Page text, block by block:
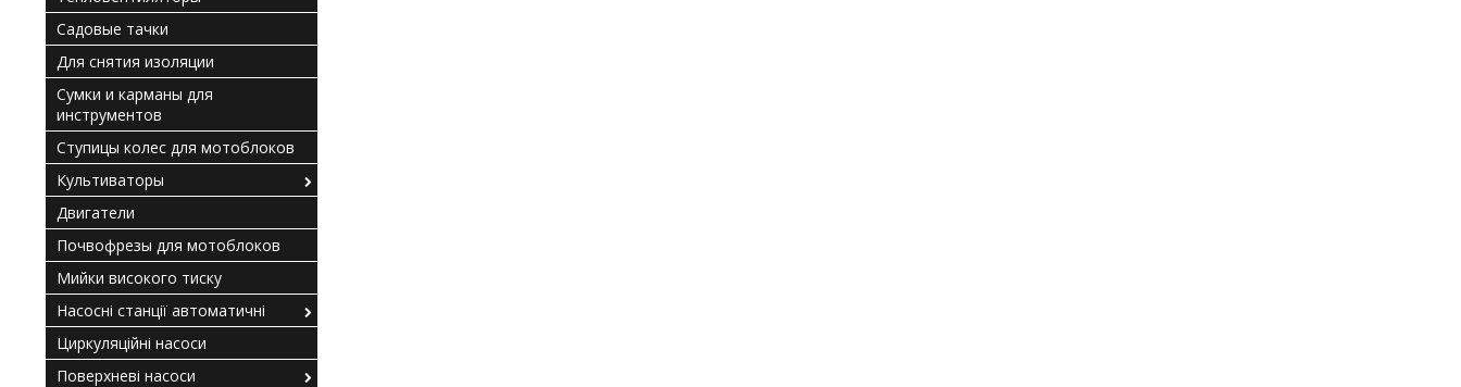
Садовые тачки
Для снятия изоляции
Сумки и карманы для
инструментов
Ступицы колес для мотоблоков
Культиваторы
Двигатели
Почвофрезы для мотоблоков
Мийки високого тиску
Насосні станції автоматичні
Циркуляційні насоси
Поверхневі насоси